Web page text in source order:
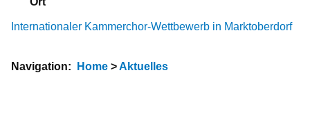
Internationaler Kammerchor-Wettbewerb in Marktoberdorf
Navigation: Home >Aktuelles